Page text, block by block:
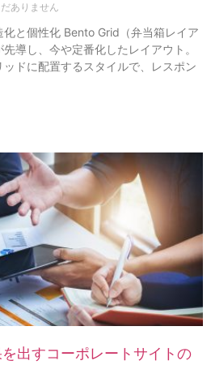
ありません
と個性化 Bento Grid（弁当箱レイア
導し、今や定番化したレイアウト。
ドに配置するスタイルで、レスポン
出すコーポレートサイトの